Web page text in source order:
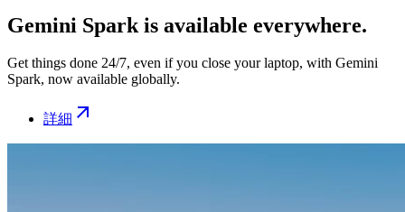
Gemini Spark is available everywhere.
Get things done 24/7, even if you close your laptop, with Gemini
Spark, now available globally.
詳細